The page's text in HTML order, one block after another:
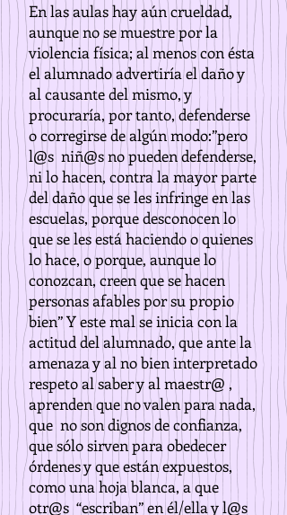
En las aulas hay aún crueldad,
aunque no se muestre por la
violencia física; al menos con ésta
el alumnado advertiría el daño y
al causante del mismo, y
procuraría, por tanto, defenderse
o corregirse de algún modo:”pero
l@s niñ@s no pueden defenderse,
ni lo hacen, contra la mayor parte
del daño que se les infringe en las
escuelas, porque desconocen lo
que se les está haciendo o quienes
lo hace, o porque, aunque lo
conozcan, creen que se hacen
personas afables por su propio
bien” Y este mal se inicia con la
actitud del alumnado, que ante la
amenaza y al no bien interpretado
respeto al saber y al maestr@ ,
aprenden que no valen para nada,
que no son dignos de confianza,
que sólo sirven para obedecer
órdenes y que están expuestos,
como una hoja blanca, a que
otr@s “escriban” en él/ella y l@s